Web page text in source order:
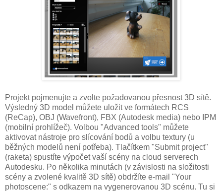
Projekt pojmenujte a zvolte požadovanou přesnost 3D sítě.
Výsledný 3D model můžete uložit ve formátech RCS
(ReCap), OBJ (Wavefront), FBX (Autodesk media) nebo IPM
(mobilní prohlížeč). Volbou "Advanced tools" můžete
aktivovat nástroje pro slícování bodů a volbu textury (u
běžných modelů není potřeba). Tlačítkem "Submit project"
(raketa) spustíte výpočet vaší scény na cloud serverech
Autodesku. Po několika minutách (v závislosti na složitosti
scény a zvolené kvalitě 3D sítě) obdržíte e-mail "Your
photoscene:" s odkazem na vygenerovanou 3D scénu. Tu si